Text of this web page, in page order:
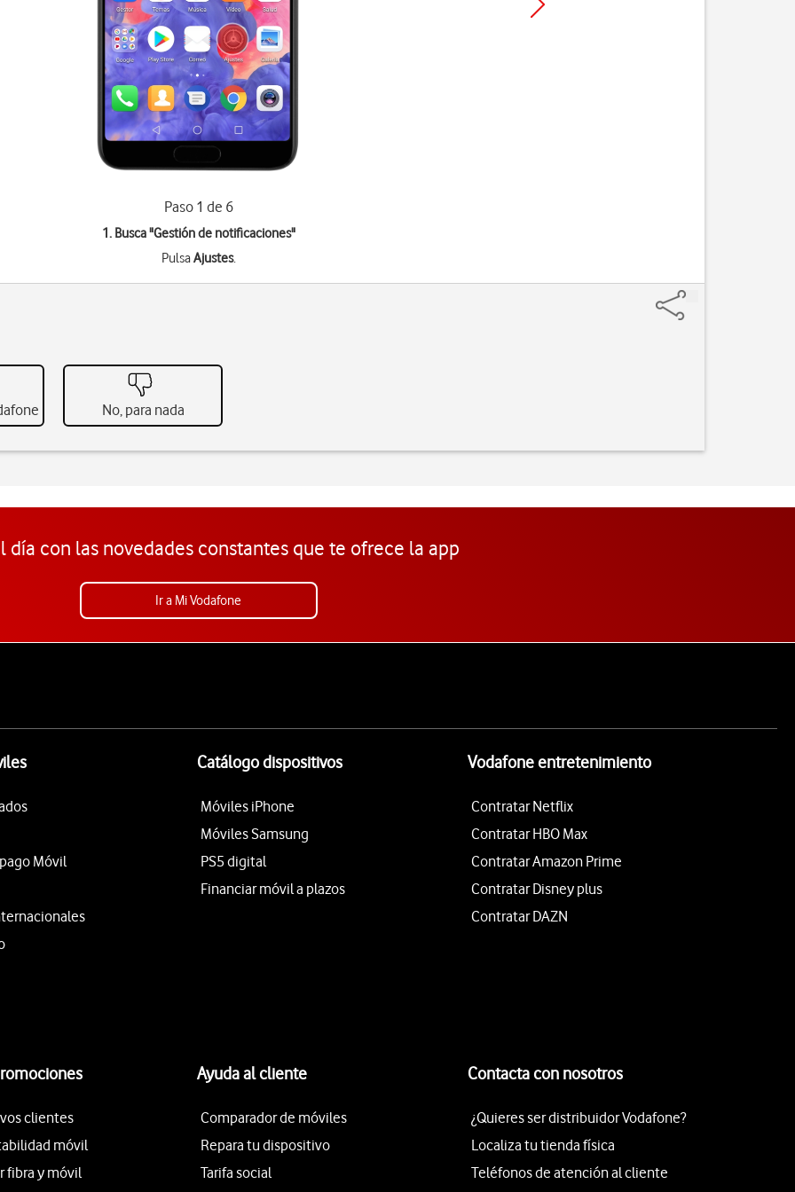
Paso 1 de 6
1. Busca "Gestión de notificaciones"
PulsaAjustes.
No, para nada
día con las novedades constantes que te ofrece la app
Ir a Mi Vodafone
Móvil
Catálogo dispositivos
Móviles iPhone
Móviles Samsung
PS5 digital
Financiar móvil a plazos
Vodafone entretenimiento
Contratar Netflix
Contratar HBO Max
Contratar Amazon Prime
Contratar Disney plus
Contratar DAZN
clientes
móvil
fibra y móvil
Ayuda al cliente
Comparador de móviles
Repara tu dispositivo
Tarifa social
Contacta con nosotros
¿Quieres ser distribuidor Vodafone?
Localiza tu tienda física
Teléfonos de atención al cliente